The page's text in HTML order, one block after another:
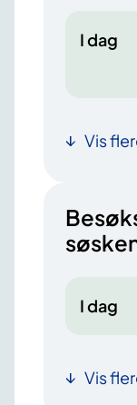
I dag
Vis
I dag
Vis